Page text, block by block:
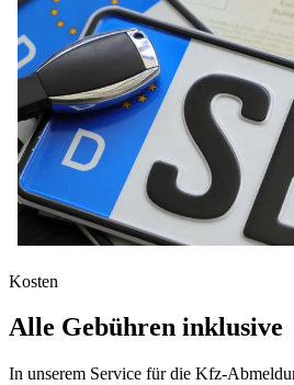
Kosten
Alle Gebühren inklusive
In unserem Service für die Kfz-